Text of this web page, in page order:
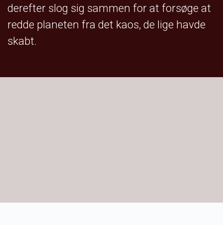
derefter slog sig sammen for at forsøge at
redde planeten fra det kaos, de lige havde
skabt.